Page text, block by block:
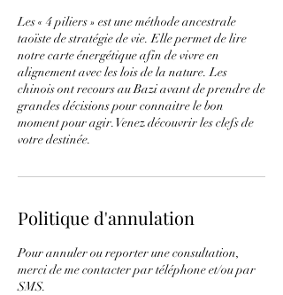
Les « 4 piliers » est une méthode ancestrale
taoïste de stratégie de vie. Elle permet de lire
notre carte énergétique afin de vivre en
alignement avec les lois de la nature. Les
chinois ont recours au Bazi avant de prendre de
grandes décisions pour connaitre le bon
moment pour agir. Venez découvrir les clefs de
votre destinée.
Politique d'annulation
Pour annuler ou reporter une consultation,
merci de me contacter par téléphone et/ou par
SMS.